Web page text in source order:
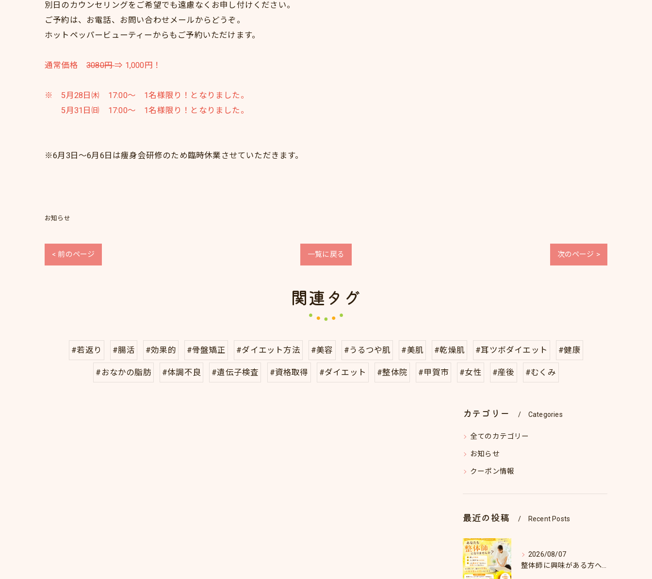
別日のカウンセリングをご希望でも遠慮なくお申し付けください。
ご予約は、お電話、お問い合わせメールからどうぞ。
ホットペッパービューティーからもご予約いただけます。
通常価格 3080円⇒ 1,000円！
※ 5月28日㈭ 17:00～ 1名様限り！となりました。
5月31日㈰ 17:00～ 1名様限り！となりました。
※6月3日～6月6日は痩身会研修のため臨時休業させていただきます。
お知らせ
< 前のページ 一覧に戻る 次のページ >
関連タグ
#若返り #腸活 #効果的 #骨盤矯正 #ダイエット方法 #美容 #うるつや肌 #美肌 #乾燥肌 #耳ツボダイエット #健康
#おなかの脂肪 #体調不良 #遺伝子検査 #資格取得 #ダイエット #整体院 #甲賀市 #女性 #産後 #むくみ
カテゴリー Categories
全てのカテゴリー
お知らせ
クーポン情報
最近の投稿 Recent Posts
2026/08/07
整体師に興味がある方へ♪